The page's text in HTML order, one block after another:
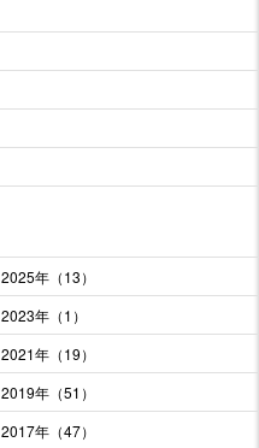
2025年（13）
2023年（1）
2021年（19）
2019年（51）
2017年（47）